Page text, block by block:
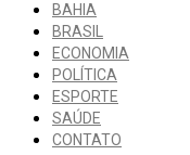
BAHIA
BRASIL
ECONOMIA
POLÍTICA
ESPORTE
SAÚDE
CONTATO